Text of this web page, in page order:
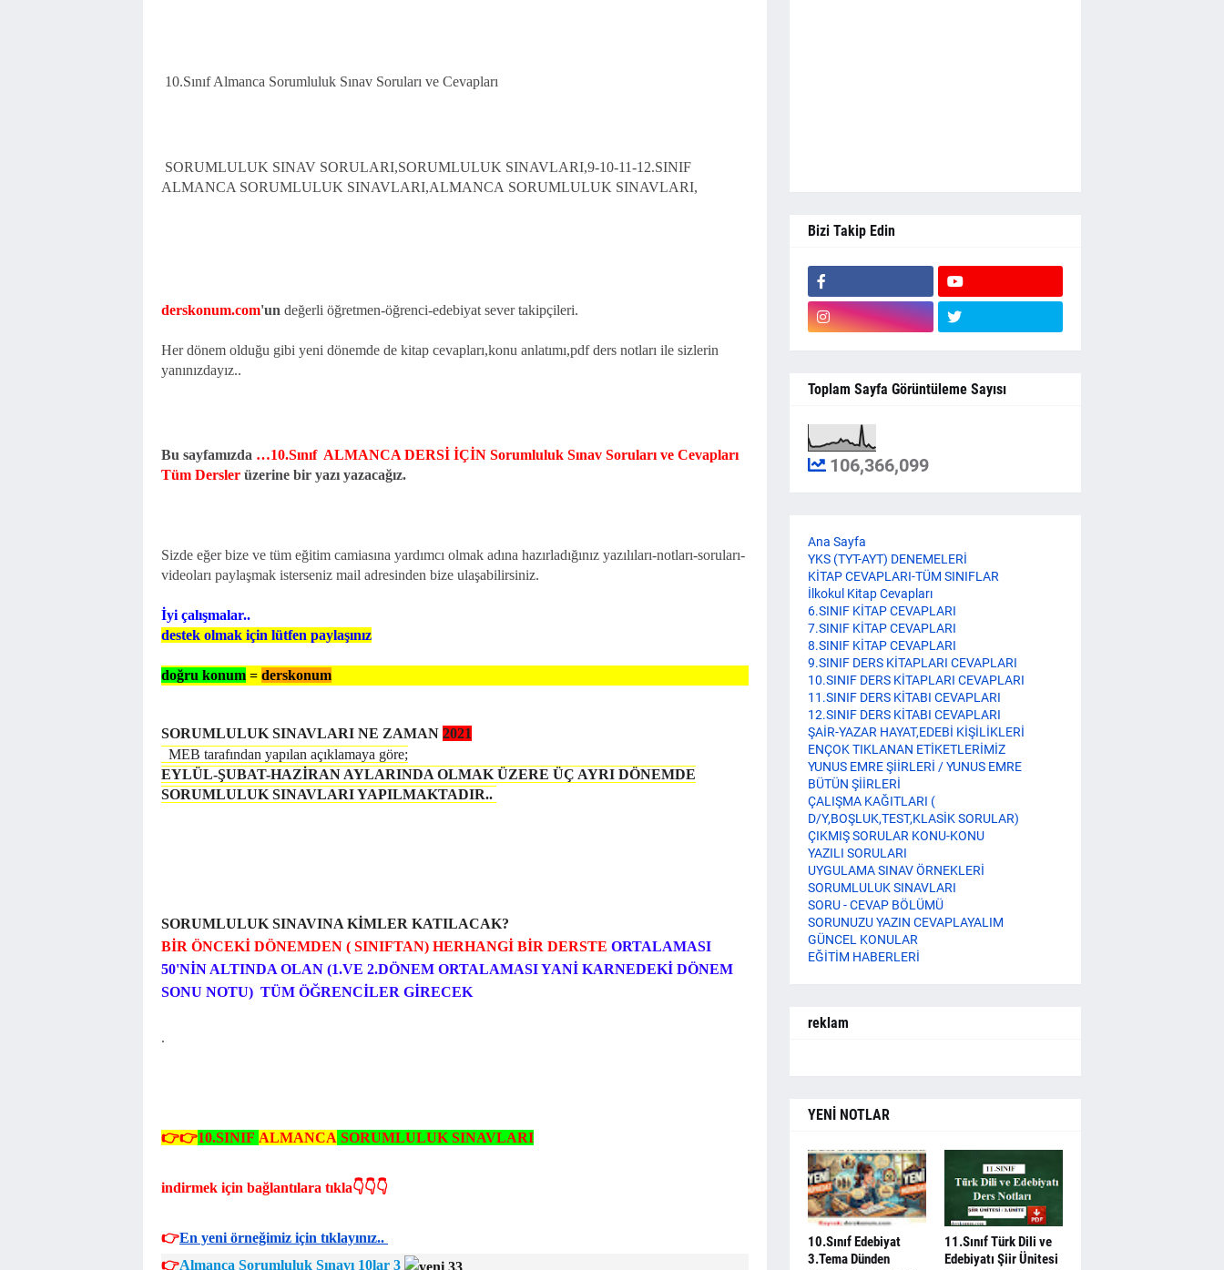
10.Sınıf Almanca Sorumluluk Sınav Soruları ve Cevapları
SORUMLULUK SINAV SORULARI,SORUMLULUK SINAVLARI,9-10-11-12.SINIF
ALMANCA SORUMLULUK SINAVLARI,ALMANCA SORUMLULUK SINAVLARI,
derskonum.com'un değerli öğretmen-öğrenci-edebiyat sever takipçileri.
Her dönem olduğu gibi yeni dönemde de kitap cevapları,konu anlatımı,pdf ders notları ile sizlerin
yanınızdayız..
Bu sayfamızda …10.Sınıf ALMANCA DERSİ İÇİN Sorumluluk Sınav Soruları ve Cevapları
Tüm Dersler üzerine bir yazı yazacağız.
Sizde eğer bize ve tüm eğitim camiasına yardımcı olmak adına hazırladığınız yazılıları-notları-soruları-
videoları paylaşmak isterseniz mail adresinden bize ulaşabilirsiniz.
İyi çalışmalar..
destek olmak için lütfen paylaşınız
doğru konum = derskonum
SORUMLULUK SINAVLARI NE ZAMAN 2021
MEB tarafından yapılan açıklamaya göre;
EYLÜL-ŞUBAT-HAZİRAN AYLARINDA OLMAK ÜZERE ÜÇ AYRI DÖNEMDE
SORUMLULUK SINAVLARI YAPILMAKTADIR..
SORUMLULUK SINAVINA KİMLER KATILACAK?
BİR ÖNCEKİ DÖNEMDEN ( SINIFTAN) HERHANGİ BİR DERSTE ORTALAMASI
50'NİN ALTINDA OLAN (1.VE 2.DÖNEM ORTALAMASI YANİ KARNEDEKİ DÖNEM
SONU NOTU) TÜM ÖĞRENCİLER GİRECEK
.
👉👉10.SINIF ALMANCA SORUMLULUK SINAVLARI
indirmek için bağlantılara tıkla👇👇👇
👉En yeni örneğimiz için tıklayınız..
👉Almanca Sorumluluk Sınavı 10lar 3
Bizi Takip Edin
Toplam Sayfa Görüntüleme Sayısı
106,366,099
Ana Sayfa
YKS (TYT-AYT) DENEMELERİ
KİTAP CEVAPLARI-TÜM SINIFLAR
İlkokul Kitap Cevapları
6.SINIF KİTAP CEVAPLARI
7.SINIF KİTAP CEVAPLARI
8.SINIF KİTAP CEVAPLARI
9.SINIF DERS KİTAPLARI CEVAPLARI
10.SINIF DERS KİTAPLARI CEVAPLARI
11.SINIF DERS KİTABI CEVAPLARI
12.SINIF DERS KİTABI CEVAPLARI
ŞAİR-YAZAR HAYAT,EDEBİ KİŞİLİKLERİ
ENÇOK TIKLANAN ETİKETLERİMİZ
YUNUS EMRE ŞİİRLERİ / YUNUS EMRE
BÜTÜN ŞİİRLERİ
ÇALIŞMA KAĞITLARI (
D/Y,BOŞLUK,TEST,KLASİK SORULAR)
ÇIKMIŞ SORULAR KONU-KONU
YAZILI SORULARI
UYGULAMA SINAV ÖRNEKLERİ
SORUMLULUK SINAVLARI
SORU - CEVAP BÖLÜMÜ
SORUNUZU YAZIN CEVAPLAYALIM
GÜNCEL KONULAR
EĞİTİM HABERLERİ
reklam
YENİ NOTLAR
10.Sınıf Edebiyat
3.Tema Dünden
11.Sınıf Türk Dili ve
Edebiyatı Şiir Ünitesi